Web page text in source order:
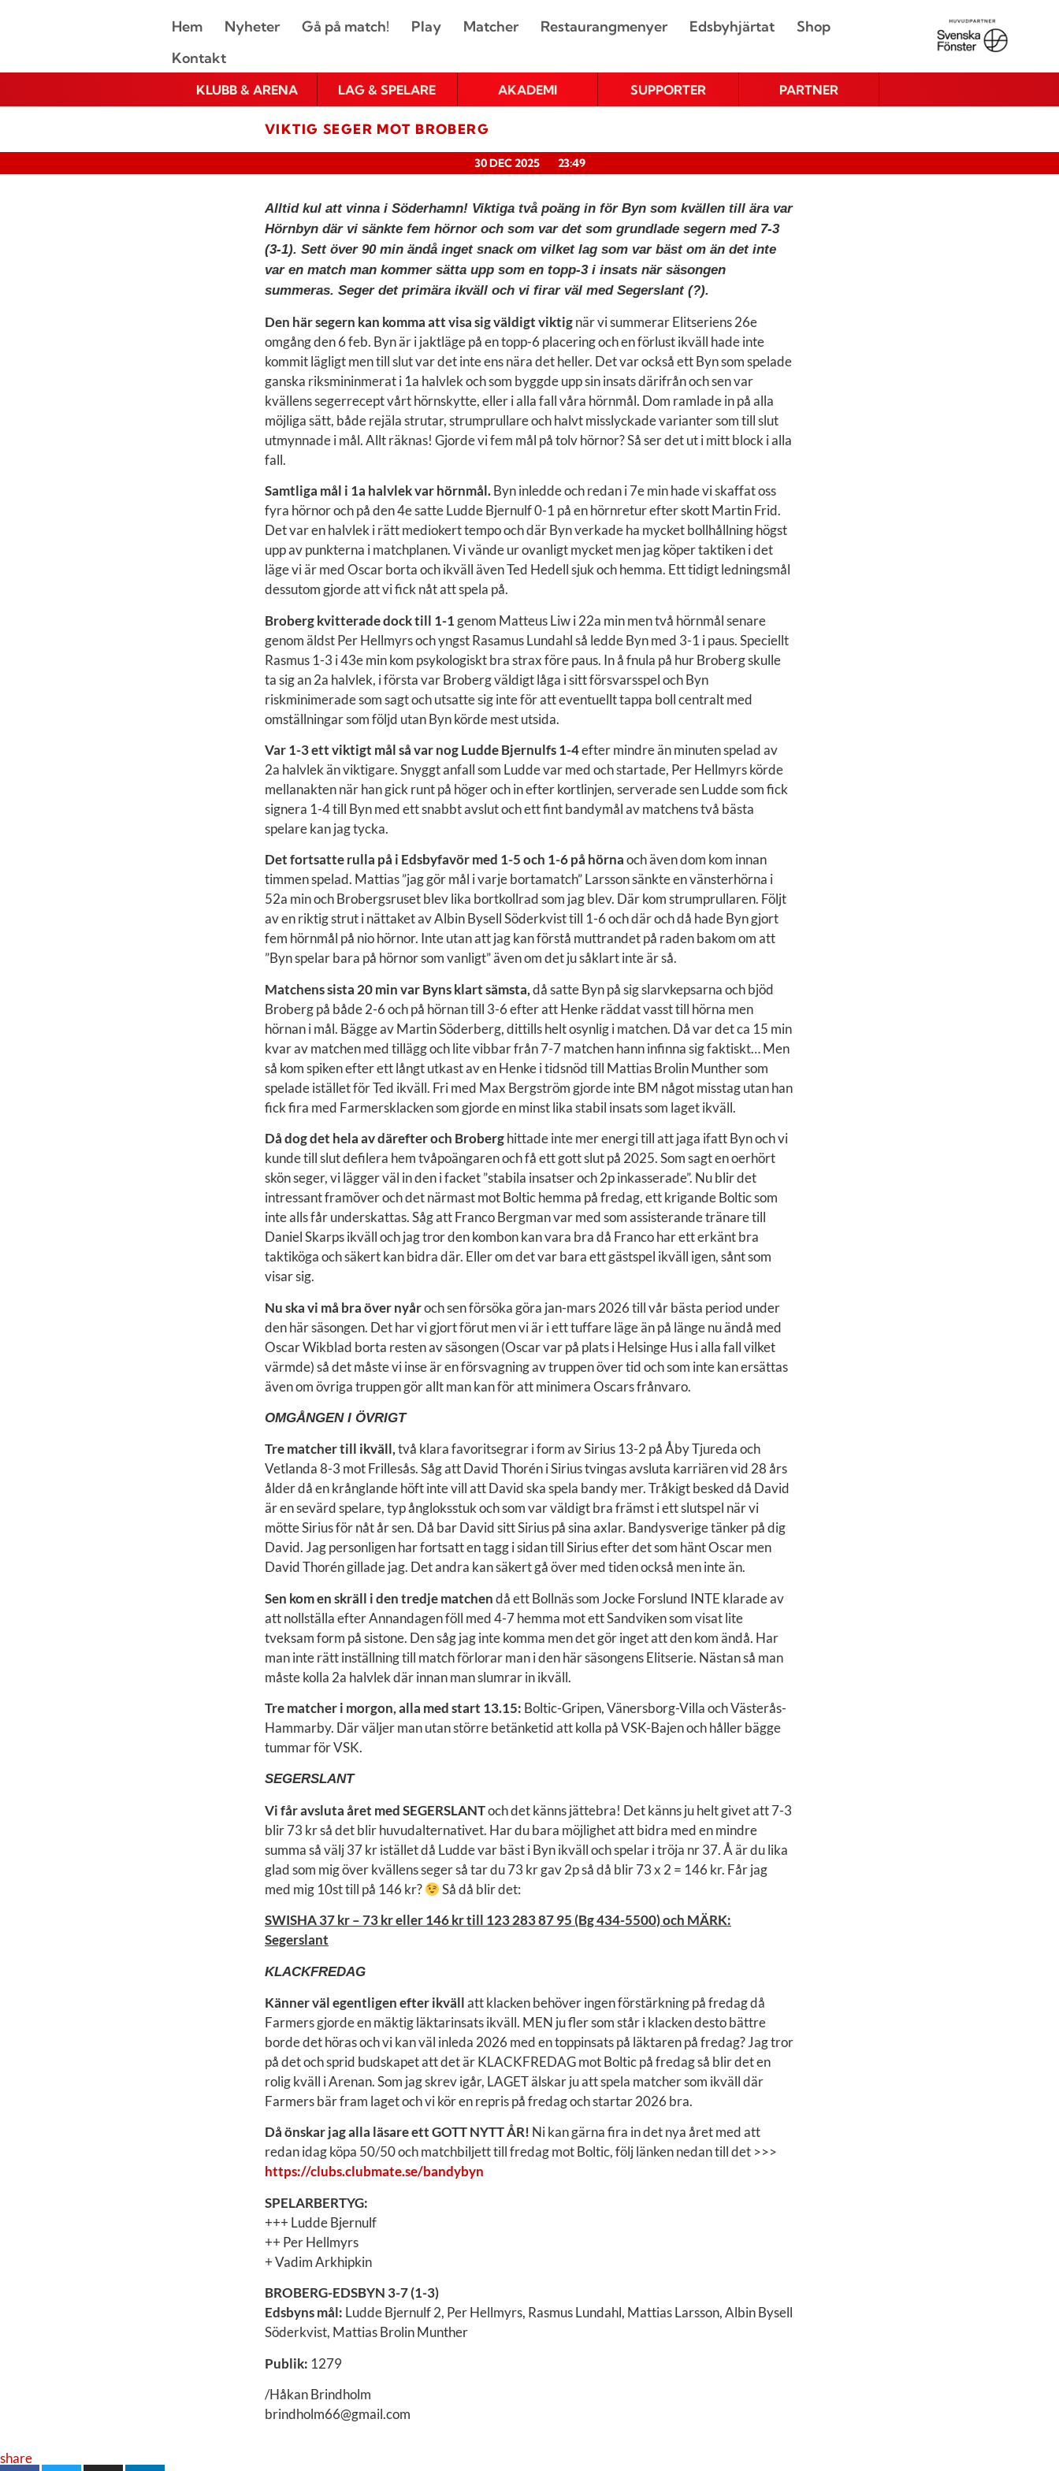
Hem Nyheter Gå på match! Play Matcher Restaurangmenyer Edsbyhjärtat
Shop
Kontakt
KLUBB & ARENA LAG & SPELARE AKADEMI SUPPORTER PARTNER
VIKTIG SEGER MOT BROBERG
30 DEC 2025 23:49
Alltid kul att vinna i Söderhamn! Viktiga två poäng in för Byn som kvällen till ära var
Hörnbyn där vi sänkte fem hörnor och som var det som grundlade segern med 7-3
(3-1). Sett över 90 min ändå inget snack om vilket lag som var bäst om än det inte
var en match man kommer sätta upp som en topp-3 i insats när säsongen
summeras. Seger det primära ikväll och vi firar väl med Segerslant (?).
Den här segern kan komma att visa sig väldigt viktignär vi summerar Elitseriens 26e
omgång den 6 feb. Byn är i jaktläge på en topp-6 placering och en förlust ikväll hade inte
kommit lägligt men till slut var det inte ens nära det heller. Det var också ett Byn som spelade
ganska riksmininmerat i 1a halvlek och som byggde upp sin insats därifrån och sen var
kvällens segerrecept vårt hörnskytte, eller i alla fall våra hörnmål. Dom ramlade in på alla
möjliga sätt, både rejäla strutar, strumprullare och halvt misslyckade varianter som till slut
utmynnade i mål. Allt räknas! Gjorde vi fem mål på tolv hörnor? Så ser det ut i mitt block i alla
fall.
Samtliga mål i 1a halvlek var hörnmål.Byn inledde och redan i 7e min hade vi skaffat oss
fyra hörnor och på den 4e satte Ludde Bjernulf 0-1 på en hörnretur efter skott Martin Frid.
Det var en halvlek i rätt mediokert tempo och där Byn verkade ha mycket bollhållning högst
upp av punkterna i matchplanen. Vi vände ur ovanligt mycket men jag köper taktiken i det
läge vi är med Oscar borta och ikväll även Ted Hedell sjuk och hemma. Ett tidigt ledningsmål
dessutom gjorde att vi fick nåt att spela på.
Broberg kvitterade dock till 1-1 genom Matteus Liw i 22a min men två hörnmål senare
genom äldst Per Hellmyrs och yngst Rasamus Lundahl så ledde Byn med 3-1 i paus. Speciellt
Rasmus 1-3 i 43e min kom psykologiskt bra strax före paus. In å fnula på hur Broberg skulle
ta sig an 2a halvlek, i första var Broberg väldigt låga i sitt försvarsspel och Byn
riskminimerade som sagt och utsatte sig inte för att eventuellt tappa boll centralt med
omställningar som följd utan Byn körde mest utsida.
Var 1-3 ett viktigt mål så var nog Ludde Bjernulfs 1-4efter mindre än minuten spelad av
2a halvlek än viktigare. Snyggt anfall som Ludde var med och startade, Per Hellmyrs körde
mellanakten när han gick runt på höger och in efter kortlinjen, serverade sen Ludde som fick
signera 1-4 till Byn med ett snabbt avslut och ett fint bandymål av matchens två bästa
spelare kan jag tycka.
Det fortsatte rulla på i Edsbyfavör med 1-5 och 1-6 på hörnaoch även dom kom innan
timmen spelad. Mattias ”jag gör mål i varje bortamatch” Larsson sänkte en vänsterhörna i
52a min och Brobergsruset blev lika bortkollrad som jag blev. Där kom strumprullaren. Följt
av en riktig strut i nättaket av Albin Bysell Söderkvist till 1-6 och där och då hade Byn gjort
fem hörnmål på nio hörnor. Inte utan att jag kan förstå muttrandet på raden bakom om att
”Byn spelar bara på hörnor som vanligt” även om det ju såklart inte är så.
Matchens sista 20 min var Byns klart sämsta,då satte Byn på sig slarvkepsarna och bjöd
Broberg på både 2-6 och på hörnan till 3-6 efter att Henke räddat vasst till hörna men
hörnan i mål. Bägge av Martin Söderberg, dittills helt osynlig i matchen. Då var det ca 15 min
kvar av matchen med tillägg och lite vibbar från 7-7 matchen hann infinna sig faktiskt… Men
så kom spiken efter ett långt utkast av en Henke i tidsnöd till Mattias Brolin Munther som
spelade istället för Ted ikväll. Fri med Max Bergström gjorde inte BM något misstag utan han
fick fira med Farmersklacken som gjorde en minst lika stabil insats som laget ikväll.
Då dog det hela av därefter och Broberghittade inte mer energi till att jaga ifatt Byn och vi
kunde till slut defilera hem tvåpoängaren och få ett gott slut på 2025. Som sagt en oerhört
skön seger, vi lägger väl in den i facket ”stabila insatser och 2p inkasserade”. Nu blir det
intressant framöver och det närmast mot Boltic hemma på fredag, ett krigande Boltic som
inte alls får underskattas. Såg att Franco Bergman var med som assisterande tränare till
Daniel Skarps ikväll och jag tror den kombon kan vara bra då Franco har ett erkänt bra
taktiköga och säkert kan bidra där. Eller om det var bara ett gästspel ikväll igen, sånt som
visar sig.
Nu ska vi må bra över nyåroch sen försöka göra jan-mars 2026 till vår bästa period under
den här säsongen. Det har vi gjort förut men vi är i ett tuffare läge än på länge nu ändå med
Oscar Wikblad borta resten av säsongen (Oscar var på plats i Helsinge Hus i alla fall vilket
värmde) så det måste vi inse är en försvagning av truppen över tid och som inte kan ersättas
även om övriga truppen gör allt man kan för att minimera Oscars frånvaro.
OMGÅNGEN I ÖVRIGT
Tre matcher till ikväll,två klara favoritsegrar i form av Sirius 13-2 på Åby Tjureda och
Vetlanda 8-3 mot Frillesås. Såg att David Thorén i Sirius tvingas avsluta karriären vid 28 års
ålder då en krånglande höft inte vill att David ska spela bandy mer. Tråkigt besked då David
är en sevärd spelare, typ ångloksstuk och som var väldigt bra främst i ett slutspel när vi
mötte Sirius för nåt år sen. Då bar David sitt Sirius på sina axlar. Bandysverige tänker på dig
David. Jag personligen har fortsatt en tagg i sidan till Sirius efter det som hänt Oscar men
David Thorén gillade jag. Det andra kan säkert gå över med tiden också men inte än.
Sen kom en skräll i den tredje matchendå ett Bollnäs som Jocke Forslund INTE klarade av
att nollställa efter Annandagen föll med 4-7 hemma mot ett Sandviken som visat lite
tveksam form på sistone. Den såg jag inte komma men det gör inget att den kom ändå. Har
man inte rätt inställning till match förlorar man i den här säsongens Elitserie. Nästan så man
måste kolla 2a halvlek där innan man slumrar in ikväll.
Tre matcher i morgon, alla med start 13.15: Boltic-Gripen, Vänersborg-Villa och Västerås-
Hammarby. Där väljer man utan större betänketid att kolla på VSK-Bajen och håller bägge
tummar för VSK.
SEGERSLANT
Vi får avsluta året med SEGERSLANToch det känns jättebra! Det känns ju helt givet att 7-3
blir 73 kr så det blir huvudalternativet. Har du bara möjlighet att bidra med en mindre
summa så välj 37 kr istället då Ludde var bäst i Byn ikväll och spelar i tröja nr 37. Å är du lika
glad som mig över kvällens seger så tar du 73 kr gav 2p så då blir 73 x 2 = 146 kr. Får jag
med mig 10st till på 146 kr?
Så då blir det:
SWISHA 37 kr – 73 kr eller 146 kr till 123 283 87 95 (Bg 434-5500) och MÄRK:
Segerslant
KLACKFREDAG
Känner väl egentligen efter ikvällatt klacken behöver ingen förstärkning på fredag då
Farmers gjorde en mäktig läktarinsats ikväll. MEN ju fler som står i klacken desto bättre
borde det höras och vi kan väl inleda 2026 med en toppinsats på läktaren på fredag? Jag tror
på det och sprid budskapet att det är KLACKFREDAG mot Boltic på fredag så blir det en
rolig kväll i Arenan. Som jag skrev igår, LAGET älskar ju att spela matcher som ikväll där
Farmers bär fram laget och vi kör en repris på fredag och startar 2026 bra.
Då önskar jag alla läsare ett GOTT NYTT ÅR! Ni kan gärna fira in det nya året med att
redan idag köpa 50/50 och matchbiljett till fredag mot Boltic, följ länken nedan till det >>>
https://clubs.clubmate.se/bandybyn
SPELARBERTYG:
+++ Ludde Bjernulf
++ Per Hellmyrs
+ Vadim Arkhipkin
BROBERG-EDSBYN 3-7 (1-3)
Edsbyns mål: Ludde Bjernulf 2, Per Hellmyrs, Rasmus Lundahl, Mattias Larsson, Albin Bysell
Söderkvist, Mattias Brolin Munther
Publik: 1279
/Håkan Brindholm
brindholm66@gmail.com
share